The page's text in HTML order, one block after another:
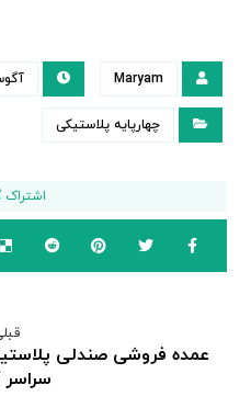
Maryam آگوست
چهارپایه پلاستیکی
عمده فروشی صندلی
سراسر